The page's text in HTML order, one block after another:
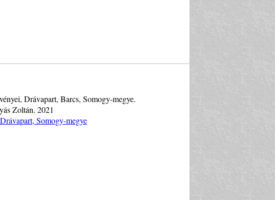
Drávapart, Barcs, Somogy-megye.
Zoltán. 2021
Somogy-megye